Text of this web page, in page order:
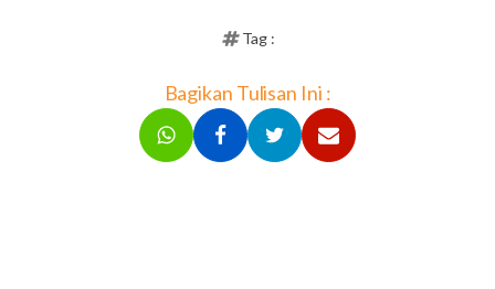
Tag :
Bagikan Tulisan Ini :